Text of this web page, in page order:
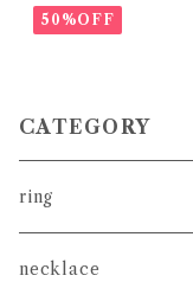
50%OFF
CATEGORY
ring
necklace